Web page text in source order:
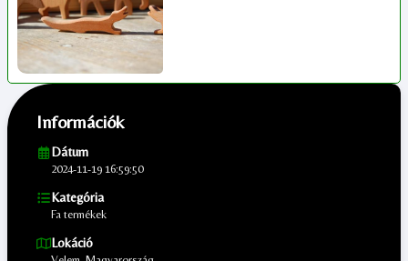
Információk
Dátum
2024-11-19 16:59:50
Kategória
Fa termékek
Lokáció